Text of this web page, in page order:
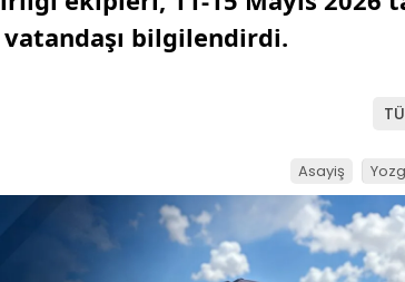
bilgilendirdi.
Asayiş